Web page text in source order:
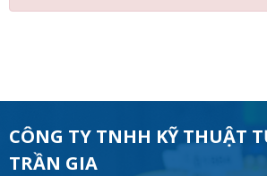
CÔNG TY TNHH KỸ THUẬT
TRẦN GIA